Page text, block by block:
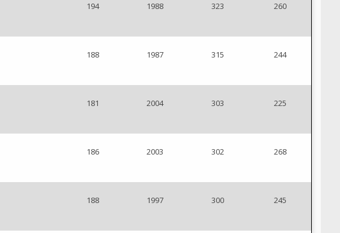
194 1988 323 260
188 1987 315 244
181 2004 303 225
186 2003 302 268
188 1997 300 245